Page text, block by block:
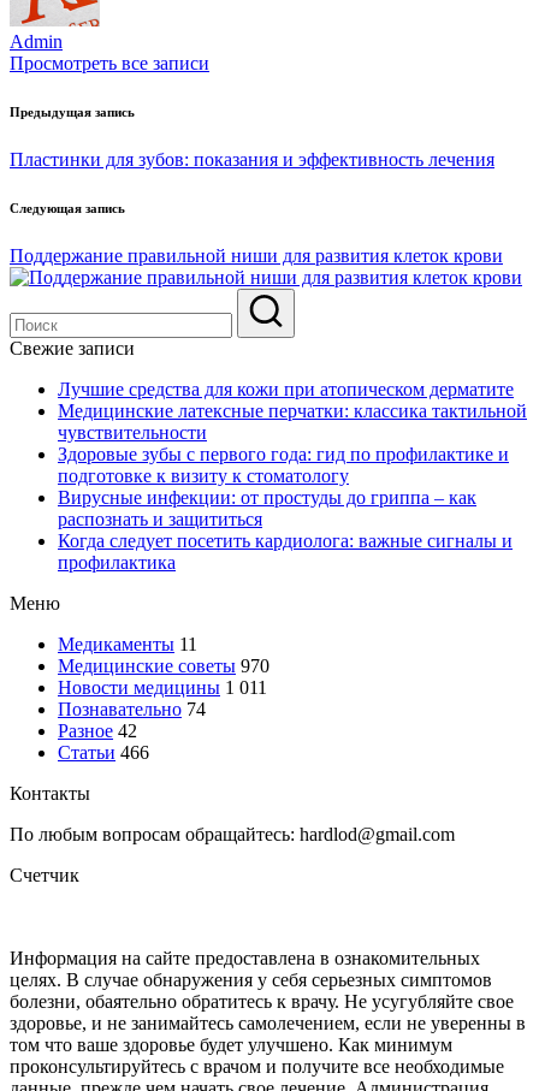
Admin
Просмотреть все записи
Навигация
по
Предыдущая запись
Пластинки для зубов: показания и эффективность лечения
Следующая запись
Поддержание правильной ниши для развития клеток крови
Свежие записи
Лучшие средства для кожи при атопическом дерматите
Медицинские латексные перчатки: классика тактильной
чувствительности
Здоровые зубы с первого года: гид по профилактике и
подготовке к визиту к стоматологу
Вирусные инфекции: от простуды до гриппа – как
распознать и защититься
Когда следует посетить кардиолога: важные сигналы и
профилактика
Меню
Медикаменты 11
Медицинские советы 970
Новости медицины 1 011
Познавательно 74
Разное 42
Статьи 466
Контакты
По любым вопросам обращайтесь: hardlod@gmail.com
Счетчик
Информация на сайте предоставлена в ознакомительных
целях. В случае обнаружения у себя серьезных симптомов
болезни, обаятельно обратитесь к врачу. Не усугубляйте свое
здоровье, и не занимайтесь самолечением, если не уверенны в
том что ваше здоровье будет улучшено. Как минимум
проконсультируйтесь с врачом и получите все необходимые